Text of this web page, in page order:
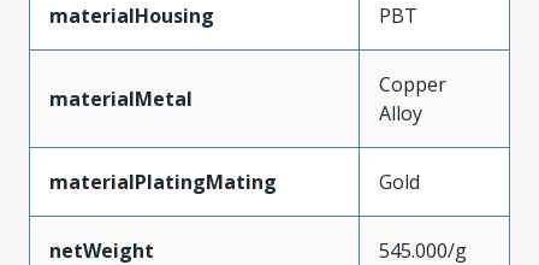
materialHousing PBT
materialMetal
Copper
Alloy
materialPlatingMating Gold
netWeight 545.000/g